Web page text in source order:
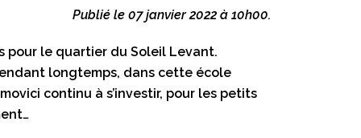
Publié le 07 janvier 2022 à 10h00.
pour le quartier du Soleil Levant.
longtemps, dans cette école
continu à s’investir, pour les petits